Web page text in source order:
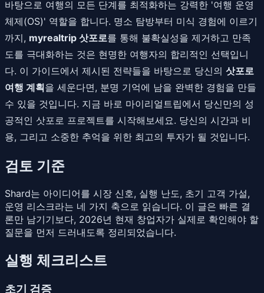
바탕으로 여행의 모든 단계를 최적화하는 강력한 '여행 운영
체제(OS)' 역할을 합니다. 명소 탐방부터 미식 경험에 이르기
까지, myrealtrip 삿포로를 통해 불확실성을 제거하고 만족
도를 극대화하는 것은 현명한 여행자의 합리적인 선택입니
다. 이 가이드에서 제시된 전략들을 바탕으로 당신의 삿포로
여행 계획을 세운다면, 분명 기억에 남을 완벽한 경험을 만들
수 있을 것입니다. 지금 바로 마이리얼트립에서 당신만의 성
공적인 삿포로 프로젝트를 시작해보세요. 당신의 시간과 비
용, 그리고 소중한 추억을 위한 최고의 투자가 될 것입니다.
검토 기준
Shard는 아이디어를 시장 신호, 실행 난도, 초기 고객 가설,
운영 리스크라는 네 가지 축으로 읽습니다. 이 글은 빠른 결
론만 남기기보다, 2026년 현재 창업자가 실제로 확인해야 할
질문을 먼저 드러내도록 정리되었습니다.
실행 체크리스트
초기 검증